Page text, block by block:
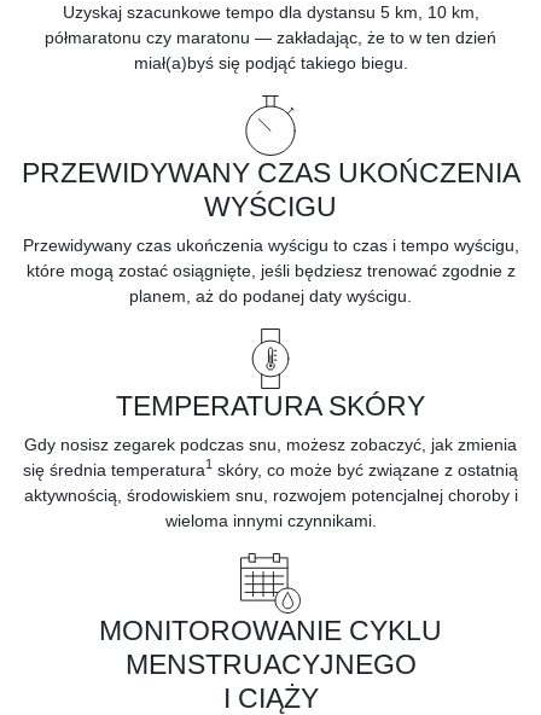
Uzyskaj szacunkowe tempo dla dystansu 5 km, 10 km,
półmaratonu czy maratonu — zakładając, że to w ten dzień
miał(a)byś się podjąć takiego biegu.
PRZEWIDYWANY CZAS UKOŃCZENIA
WYŚCIGU
Przewidywany czas ukończenia wyścigu to czas i tempo wyścigu,
które mogą zostać osiągnięte, jeśli będziesz trenować zgodnie z
planem, aż do podanej daty wyścigu.
TEMPERATURA SKÓRY
Gdy nosisz zegarek podczas snu, możesz zobaczyć, jak zmienia
się średnia temperatura1 skóry, co może być związane z ostatnią
aktywnością, środowiskiem snu, rozwojem potencjalnej choroby i
wieloma innymi czynnikami.
MONITOROWANIE CYKLU
MENSTRUACYJNEGO
I CIĄŻY